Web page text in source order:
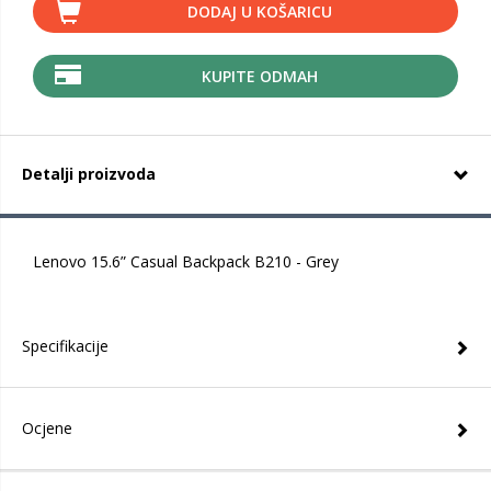
DODAJ U KOŠARICU
KUPITE ODMAH
Detalji proizvoda
Lenovo 15.6” Casual Backpack B210 - Grey
Specifikacije
Ocjene